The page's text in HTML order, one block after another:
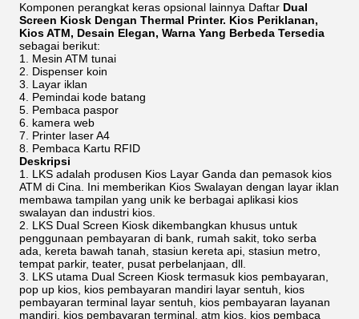
Komponen perangkat keras opsional lainnya Daftar Dual
Screen Kiosk Dengan Thermal Printer. Kios Periklanan,
Kios ATM, Desain Elegan, Warna Yang Berbeda Tersedia
sebagai berikut:
Mesin ATM tunai
Dispenser koin
Layar iklan
Pemindai kode batang
Pembaca paspor
kamera web
Printer laser A4
Pembaca Kartu RFID
Deskripsi
LKS adalah produsen Kios Layar Ganda dan pemasok kios
ATM di Cina. Ini memberikan Kios Swalayan dengan layar iklan
membawa tampilan yang unik ke berbagai aplikasi kios
swalayan dan industri kios.
LKS Dual Screen Kiosk dikembangkan khusus untuk
penggunaan pembayaran di bank, rumah sakit, toko serba
ada, kereta bawah tanah, stasiun kereta api, stasiun metro,
tempat parkir, teater, pusat perbelanjaan, dll.
LKS utama Dual Screen Kiosk termasuk kios pembayaran,
pop up kios, kios pembayaran mandiri layar sentuh, kios
pembayaran terminal layar sentuh, kios pembayaran layanan
mandiri, kios pembayaran terminal, atm kios, kios pembaca